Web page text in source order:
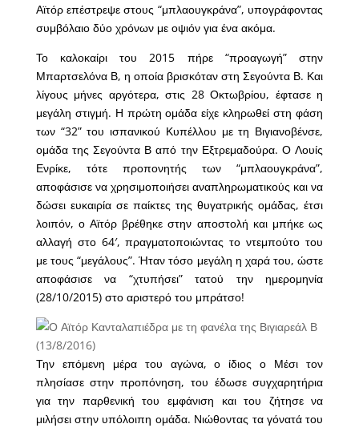
Αϊτόρ επέστρεψε στους “μπλαουγκράνα”, υπογράφοντας
συμβόλαιο δύο χρόνων με οψιόν για ένα ακόμα.
Το καλοκαίρι του 2015 πήρε “προαγωγή” στην
Μπαρτσελόνα Β, η οποία βρισκόταν στη Σεγούντα Β. Και
λίγους μήνες αργότερα, στις 28 Οκτωβρίου, έφτασε η
μεγάλη στιγμή. Η πρώτη ομάδα είχε κληρωθεί στη φάση
των “32” του ισπανικού Κυπέλλου με τη Βιγιανοβένσε,
ομάδα της Σεγούντα Β από την Εξτρεμαδούρα. Ο Λουίς
Ενρίκε, τότε προπονητής των “μπλαουγκράνα”,
αποφάσισε να χρησιμοποιήσει αναπληρωματικούς και να
δώσει ευκαιρία σε παίκτες της θυγατρικής ομάδας, έτσι
λοιπόν, ο Αϊτόρ βρέθηκε στην αποστολή και μπήκε ως
αλλαγή στο 64′, πραγματοποιώντας το ντεμπούτο του
με τους “μεγάλους”. Ήταν τόσο μεγάλη η χαρά του, ώστε
αποφάσισε να “χτυπήσει” τατού την ημερομηνία
(28/10/2015) στο αριστερό του μπράτσο!
Την επόμενη μέρα του αγώνα, ο ίδιος ο Μέσι τον
πλησίασε στην προπόνηση, του έδωσε συγχαρητήρια
για την παρθενική του εμφάνιση και του ζήτησε να
μιλήσει στην υπόλοιπη ομάδα. Νιώθοντας τα γόνατά του